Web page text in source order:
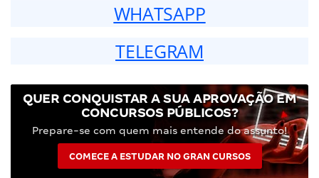
WHATSAPP
TELEGRAM
QUER CONQUISTAR A SUA APROVAÇÃO EM
CONCURSOS PÚBLICOS?
Prepare-se com quem mais entende do assunto!
COMECE A ESTUDAR NO GRAN CURSOS